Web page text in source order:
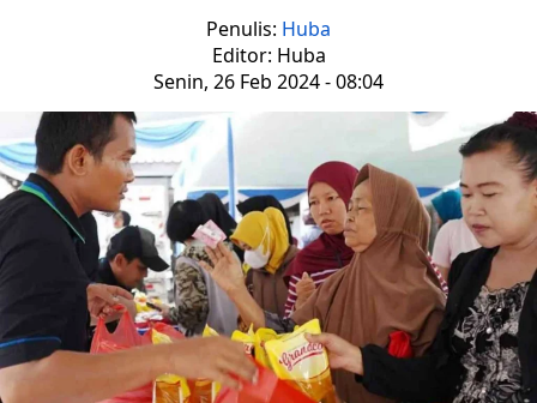
Penulis: Huba
Editor: Huba
Senin, 26 Feb 2024 - 08:04